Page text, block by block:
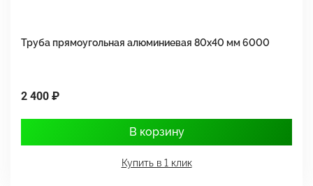
Труба прямоугольная алюминиевая 80х40 мм 6000
2 400 ₽
В корзину
Купить в 1 клик